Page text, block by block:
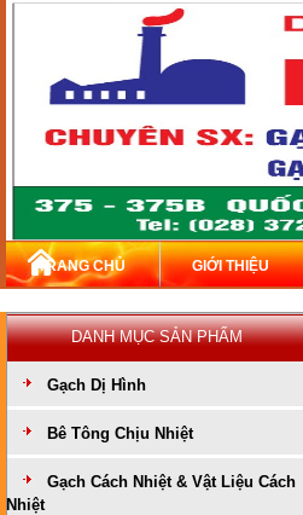
TRANG CHỦ GIỚI THIỆU
DANH MỤC SẢN PHẨM
Gạch Dị Hình
Bê Tông Chịu Nhiệt
Gạch Cách Nhiệt & Vật Liệu Cách
Nhiệt